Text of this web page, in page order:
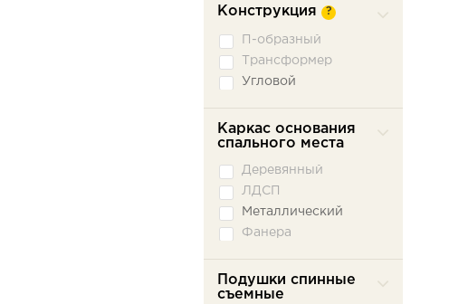
Конструкция ?
П-образный
Трансформер
Угловой
Каркас основания
спального места
Деревянный
ЛДСП
Металлический
Фанера
Подушки спинные
съемные